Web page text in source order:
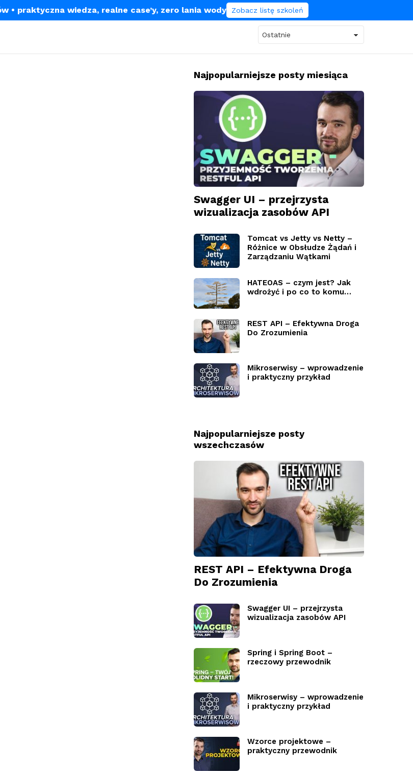
• praktyczna wiedza, realne case’y, zero lania wody Zobacz listę szkoleń
Najpopularniejsze posty miesiąca
Swagger UI – przejrzysta
wizualizacja zasobów API
Tomcat vs Jetty vs Netty –
Różnice w Obsłudze Żądań i
Zarządzaniu Wątkami
HATEOAS – czym jest? Jak
wdrożyć i po co to komu…
REST API – Efektywna Droga
Do Zrozumienia
Mikroserwisy – wprowadzenie
i praktyczny przykład
Najpopularniejsze posty
wszechczasów
REST API – Efektywna Droga
Do Zrozumienia
Swagger UI – przejrzysta
wizualizacja zasobów API
Spring i Spring Boot –
rzeczowy przewodnik
Mikroserwisy – wprowadzenie
i praktyczny przykład
Wzorce projektowe –
praktyczny przewodnik